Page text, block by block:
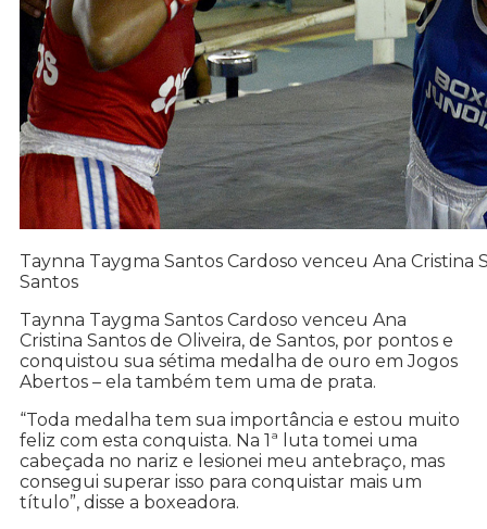
Taynna Taygma Santos Cardoso venceu Ana Cristina
Santos
Taynna Taygma Santos Cardoso venceu Ana
Cristina Santos de Oliveira, de Santos, por pontos e
conquistou sua sétima medalha de ouro em Jogos
Abertos – ela também tem uma de prata.
“Toda medalha tem sua importância e estou muito
feliz com esta conquista. Na 1ª luta tomei uma
cabeçada no nariz e lesionei meu antebraço, mas
consegui superar isso para conquistar mais um
título”, disse a boxeadora.